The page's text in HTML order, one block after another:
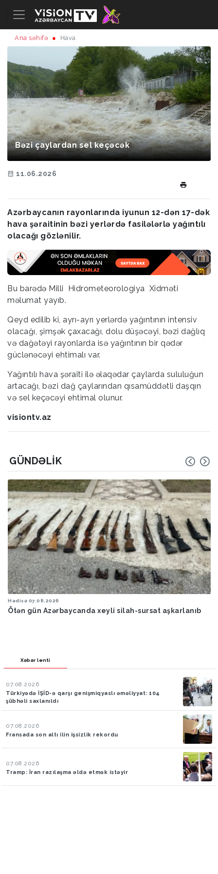
Ana səhifə Hava
Bəzi çaylardan sel keçəcək
11.06.2026
Azərbaycanın rayonlarında iyunun 12-dən 17-dək
hava şəraitinin bəzi yerlərdə fasilələrlə yağıntılı
olacağı gözlənilir.
Bu barədə Milli Hidrometeorologiya Xidməti
məlumat yayıb.
Qeyd edilib ki, ayrı-ayrı yerlərdə yağıntının intensiv
olacağı, şimşək çaxacağı, dolu düşəcəyi, bəzi dağlıq
və dağətəyi rayonlarda isə yağıntının bir qədər
güclənəcəyi ehtimalı var.
Yağıntılı hava şəraiti ilə əlaqədar çaylarda sululuğun
artacağı, bəzi dağ çaylarından qısamüddətli daşqın
və sel keçəcəyi ehtimal olunur.
visiontv.az
GÜNDƏLIK
Hadisə 07.08.2026
Ötən gün Azərbaycanda xeyli silah-sursat aşkarlanıb
Xəbər lenti
07.08.2026
Türkiyədə İŞİD-ə qarşı genişmiqyaslı əməliyyat: 104
şübhəli saxlanıldı
07.08.2026
Fransada son altı ilin işsizlik rekordu
07.08.2026
Tramp: İran razılaşma əldə etmək istəyir